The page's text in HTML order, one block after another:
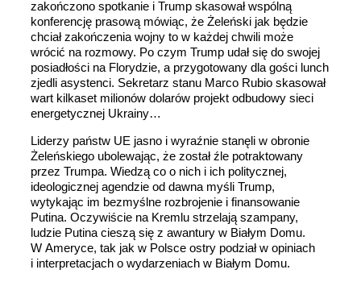
zakończono spotkanie i Trump skasował wspólną
konferencję prasową mówiąc, że Żeleński jak będzie
chciał zakończenia wojny to w każdej chwili może
wrócić na rozmowy. Po czym Trump udał się do swojej
posiadłości na Florydzie, a przygotowany dla gości lunch
zjedli asystenci. Sekretarz stanu Marco Rubio skasował
wart kilkaset milionów dolarów projekt odbudowy sieci
energetycznej Ukrainy…
Liderzy państw UE jasno i wyraźnie stanęli w obronie
Żeleńskiego ubolewając, że został źle potraktowany
przez Trumpa. Wiedzą co o nich i ich politycznej,
ideologicznej agendzie od dawna myśli Trump,
wytykając im bezmyślne rozbrojenie i finansowanie
Putina. Oczywiście na Kremlu strzelają szampany,
ludzie Putina cieszą się z awantury w Białym Domu.
W Ameryce, tak jak w Polsce ostry podział w opiniach
i interpretacjach o wydarzeniach w Białym Domu.